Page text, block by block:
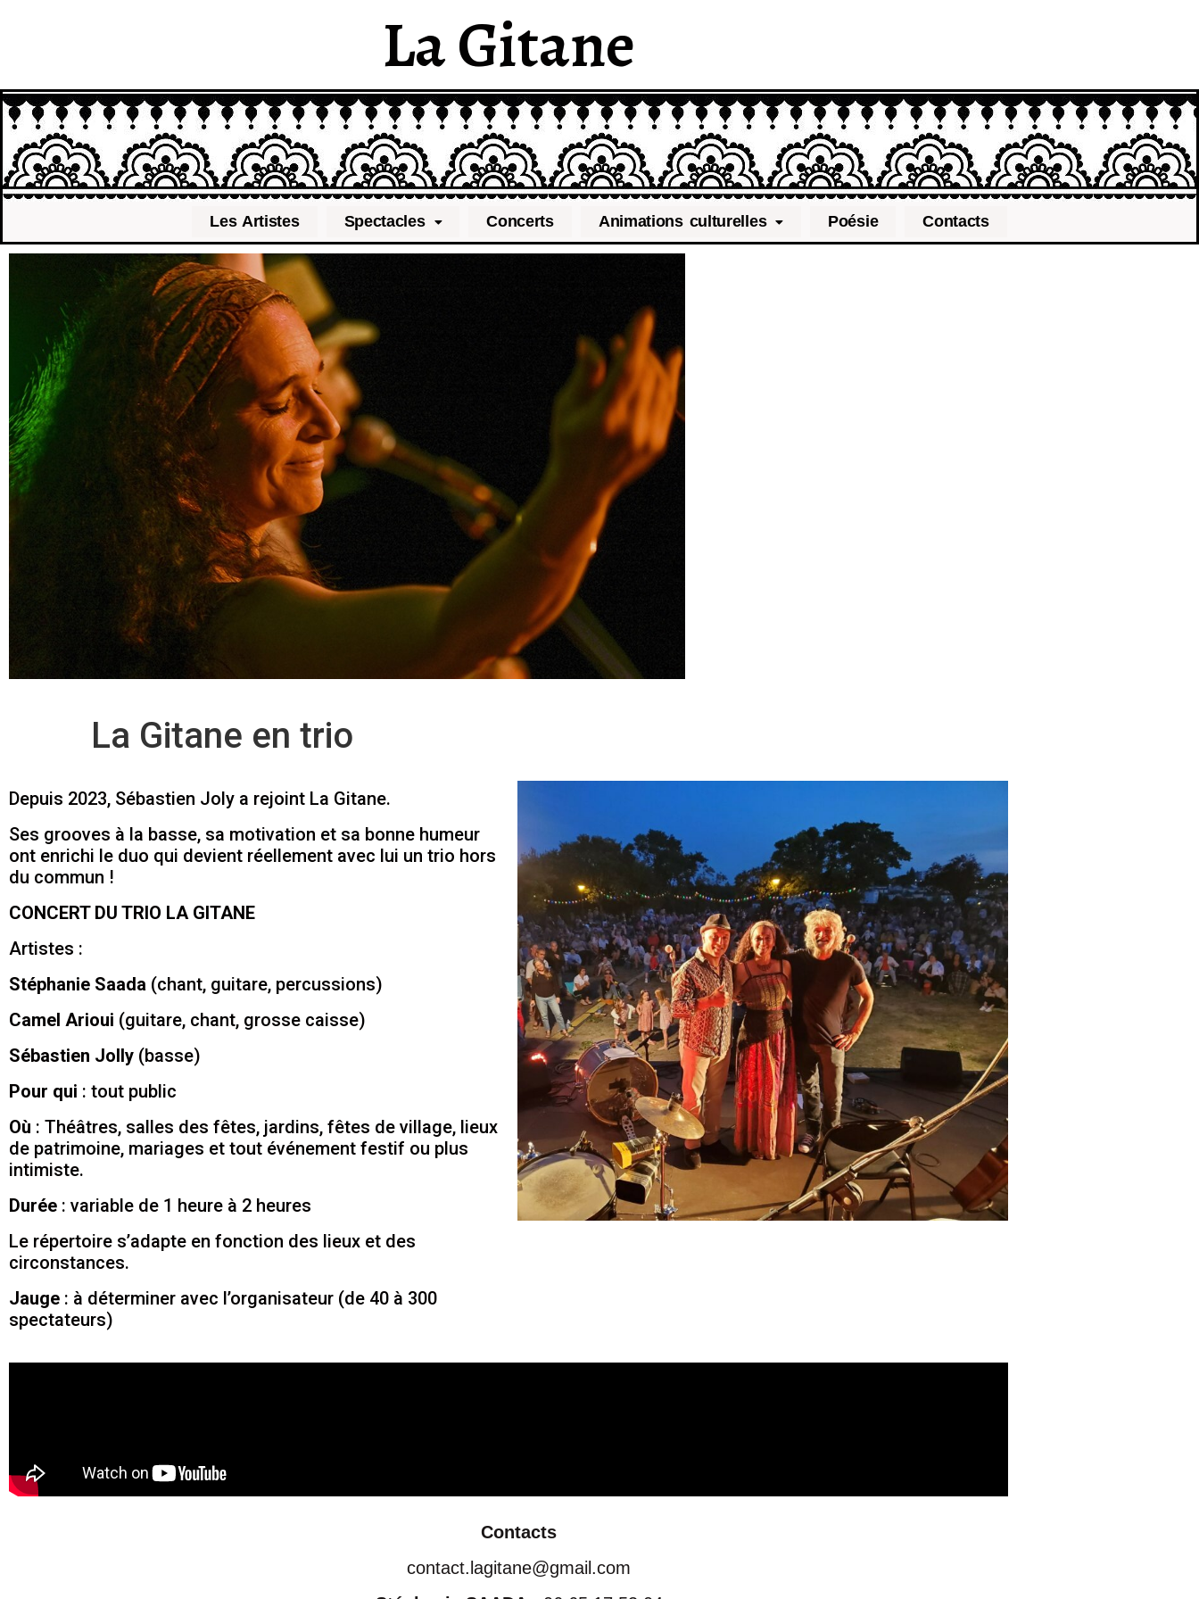
La Gitane
Les Artistes Spectacles Concerts Animations culturelles Poésie Contacts
La Gitane en trio
Depuis 2023, Sébastien Joly a rejoint La Gitane.
Ses grooves à la basse, sa motivation et sa bonne humeur
ont enrichi le duo qui devient réellement avec lui un trio hors
du commun !
CONCERT DU TRIO LA GITANE
Artistes :
Stéphanie Saada (chant, guitare, percussions)
Camel Arioui (guitare, chant, grosse caisse)
Sébastien Jolly (basse)
Pour qui : tout public
Où : Théâtres, salles des fêtes, jardins, fêtes de village, lieux
de patrimoine, mariages et tout événement festif ou plus
intimiste.
Durée : variable de 1 heure à 2 heures
Le répertoire s’adapte en fonction des lieux et des
circonstances.
Jauge : à déterminer avec l’organisateur (de 40 à 300
spectateurs)
Contacts
contact.lagitane@gmail.com